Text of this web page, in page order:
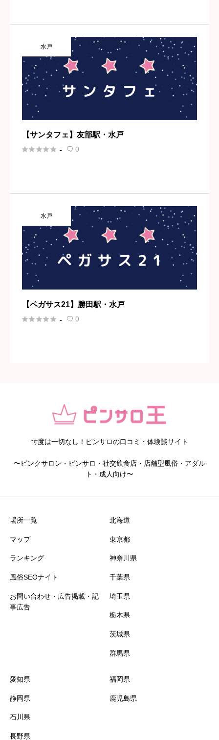
水戸
【サンタフェ】友部駅・水戸
 -  0
水戸
【ペガサス21】勝田駅・水戸
 -  0
忖度は一切なし！ピンサロの口コミ・体験談サイト
〜ピンクサロン・ピンサロ・社交飲食店・店舗型風俗・アダル
ト・成人向け〜
場所一覧
マップ
ランキング
風俗SEOナイト
お問い合わせ・広告掲載・記
事広告
北海道
東京都
神奈川県
千葉県
埼玉県
栃木県
茨城県
群馬県
愛知県
静岡県
石川県
長野県
福岡県
鹿児島県